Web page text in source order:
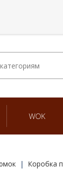
WOK
Коробка